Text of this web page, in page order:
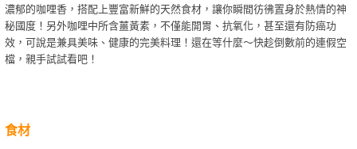
濃郁的咖哩香，搭配上豐富新鮮的天然食材，讓你瞬間彷彿置身於熱情的神
秘國度！另外咖哩中所含薑黃素，不僅能開胃、抗氧化，甚至還有防癌功
效，可說是兼具美味、健康的完美料理！還在等什麼～快趁倒數前的連假空
檔，親手試試看吧！
食材